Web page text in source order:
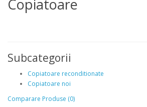
Copiatoare
Subcategorii
Copiatoare reconditionate
Copiatoare noi
Comparare Produse (0)